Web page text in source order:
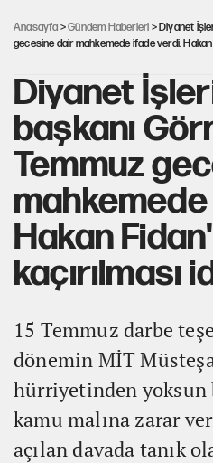
Anasayfa >Gündem Haberleri > Diyanet
gecesine dair mahkemede ifade verdi. Hakan
Diyanet
başkanı
Temmuz
Hakan
kaçırılması
15 Temmuz darbe
dönemin MİT
hürriyetinden yoksun
kamu malına zarar
açılan davada tanık